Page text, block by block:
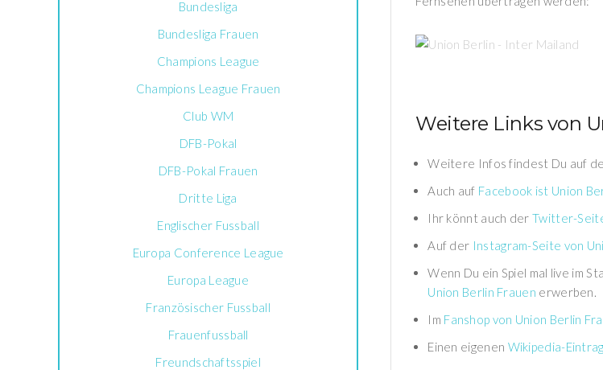
Bundesliga
Bundesliga Frauen
Champions League
Champions League Frauen
Club WM
DFB-Pokal
DFB-Pokal Frauen
Dritte Liga
Englischer Fussball
Europa Conference League
Europa League
Französischer Fussball
Frauenfussball
Freundschaftsspiel
UNION
Weitere Links von
Weitere Infos findest Du auf
Auch auf Facebook ist Union
Ihr könnt auch der Twitter-
Auf der Instagram-Seite von
Wenn Du ein Spiel mal live im
Union Berlin Frauen erwerben.
Im Fanshop von Union Berlin
Einen eigenen Wikipedia-